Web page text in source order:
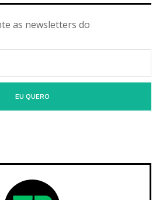
as newsletters do
EU QUERO